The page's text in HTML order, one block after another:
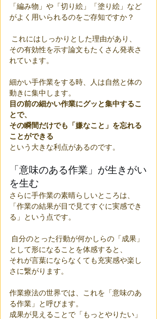
「編み物」や「切り絵」「塗り絵」など
がよく用いられるのをご存知ですか？
これにはしっかりとした理由があり、
その有効性を示す論文もたくさん発表さ
れています。
細かい手作業をする時、人は自然と体の
動きに集中します。
目の前の細かい作業にグッと集中するこ
とで、
その瞬間だけでも「嫌なこと」を忘れる
ことができる
という大きな利点があるのです。
「意味のある作業」が生きがい
を生む
さらに手作業の素晴らしいところは、
「作業の結果が目で見てすぐに実感でき
る」という点です。
として形になることを体感すると、
それが言葉にならなくても充実感や楽し
さに繋がります。
作業療法の世界では、これを「意味のあ
る作業」と呼びます。
成果が見えることで「もっとやりたい」